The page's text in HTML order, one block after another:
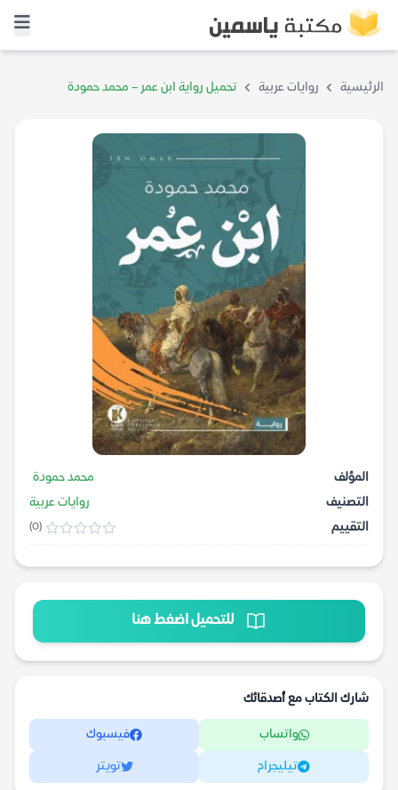
الرئيسية روايات عربية تحميل رواية ابن عمر – محمد حمودة
المؤلف
محمد حمودة
التصنيف
روايات عربية
التقييم
(0)
للتحميل اضغط هنا
شارك الكتاب مع أصدقائك
واتساب فيسبوك
تيليجرام تويتر